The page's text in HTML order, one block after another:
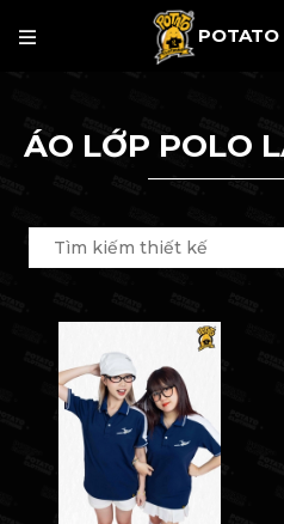
ÁO LỚP POLO